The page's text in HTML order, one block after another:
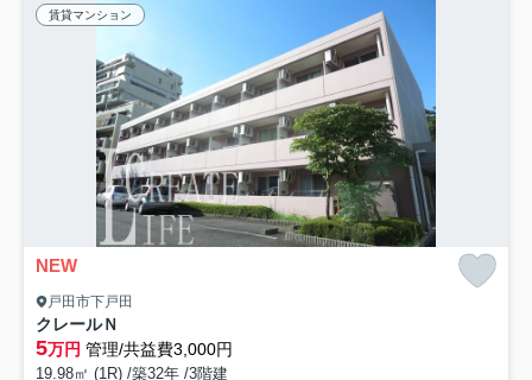
賃貸マンション
NEW
戸田市下戸田
クレールＮ
5万円 管理/共益費3,000円
19.98㎡ (1R) /築32年 /3階建